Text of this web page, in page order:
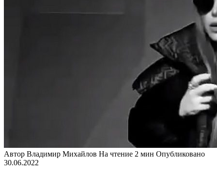
Автор Владимир Михайлов На чтение 2 мин Опубликовано
30.06.2022